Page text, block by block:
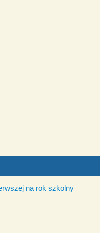
na rok szkolny